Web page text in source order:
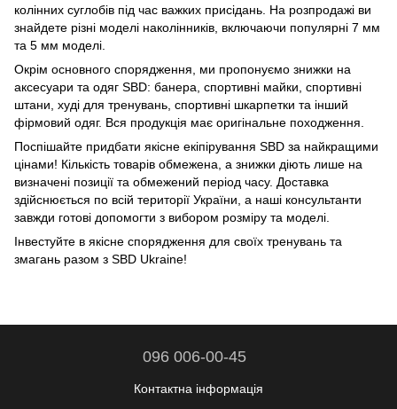
колінних суглобів під час важких присідань. На розпродажі ви
знайдете різні моделі наколінників, включаючи популярні 7 мм
та 5 мм моделі.
Окрім основного спорядження, ми пропонуємо знижки на
аксесуари та одяг SBD: банера, спортивні майки, спортивні
штани, худі для тренувань, спортивні шкарпетки та інший
фірмовий одяг. Вся продукція має оригінальне походження.
Поспішайте придбати якісне екіпірування SBD за найкращими
цінами! Кількість товарів обмежена, а знижки діють лише на
визначені позиції та обмежений період часу. Доставка
здійснюється по всій території України, а наші консультанти
завжди готові допомогти з вибором розміру та моделі.
Інвестуйте в якісне спорядження для своїх тренувань та
змагань разом з SBD Ukraine!
096 006-00-45
Контактна інформація